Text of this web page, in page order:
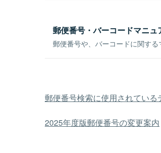
郵便番号・バーコードマニュ
郵便番号や、バーコードに関する
郵便番号検索に使用されている
2025年度版郵便番号の変更案内